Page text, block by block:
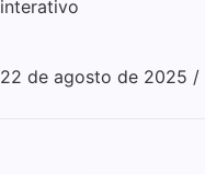
interativo
22 de agosto de 2025 /